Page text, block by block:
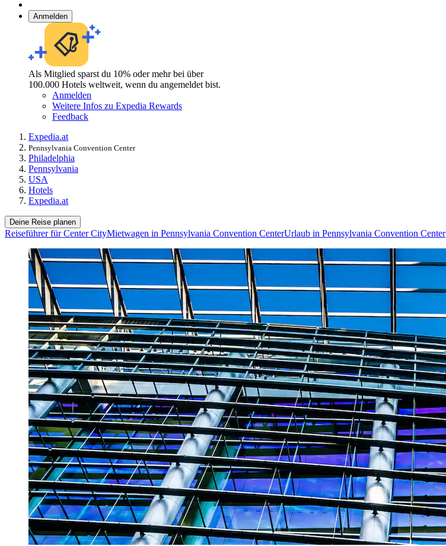
Anmelden
Als Mitglied sparst du 10% oder mehr bei über
100.000 Hotels weltweit, wenn du angemeldet bist.
Anmelden
Weitere Infos zu Expedia Rewards
Feedback
Expedia.at
Pennsylvania Convention Center
Philadelphia
Pennsylvania
USA
Hotels
Expedia.at
Deine Reise planen
Reiseführer für Center CityMietwagen in Pennsylvania Convention CenterUrlaub in Pennsylvania Convention Center